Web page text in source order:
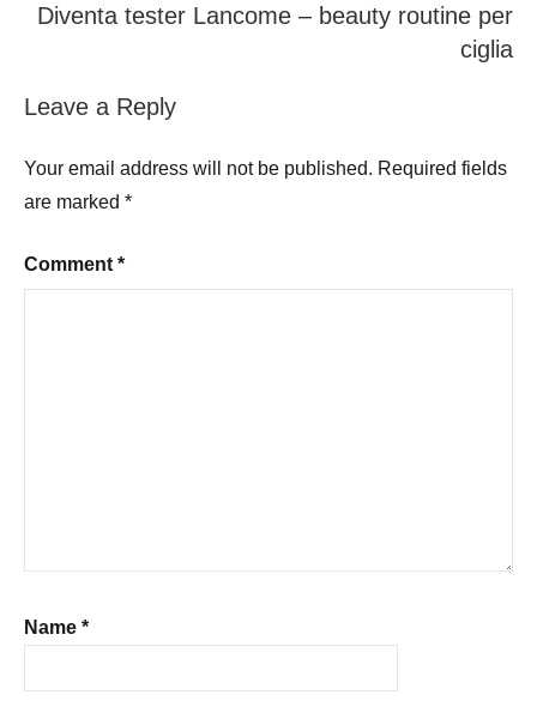
Diventa tester Lancome – beauty routine per
ciglia
Leave a Reply
Your email address will not be published. Required fields
are marked *
Comment *
Name *